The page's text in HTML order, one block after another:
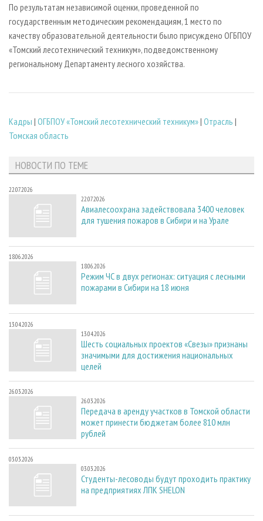
По результатам независимой оценки, проведенной по
государственным методическим рекомендациям, 1 место по
качеству образовательной деятельности было присуждено ОГБПОУ
«Томский лесотехнический техникум», подведомственному
региональному Департаменту лесного хозяйства.
Кадры | ОГБПОУ «Томский лесотехнический техникум»| Отрасль |
Томская область
НОВОСТИ ПО ТЕМЕ
22.07.2026
22.07.2026
Авиалесоохрана задействовала 3400 человек
для тушения пожаров в Сибири и на Урале
18.06.2026
18.06.2026
Режим ЧС в двух регионах: ситуация с лесными
пожарами в Сибири на 18 июня
13.04.2026
13.04.2026
Шесть социальных проектов «Свезы» признаны
значимыми для достижения национальных
целей
26.03.2026
26.03.2026
Передача в аренду участков в Томской области
может принести бюджетам более 810 млн
рублей
03.03.2026
03.03.2026
Студенты-лесоводы будут проходить практику
на предприятиях ЛПК SHELON